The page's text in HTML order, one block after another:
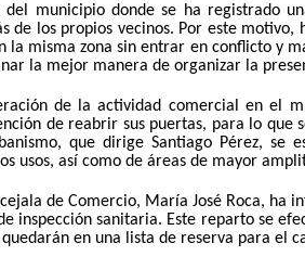
municipio donde se ha registrado
de los propios vecinos. Por este
la misma zona sin entrar en conflicto y
la mejor manera de organizar la
de la actividad comercial en el
de reabrir sus puertas, para lo que
que dirige Santiago Pérez,
usos, así como de áreas de mayor
de Comercio, María José Roca,
inspección sanitaria. Este reparto se
en una lista de reserva para el